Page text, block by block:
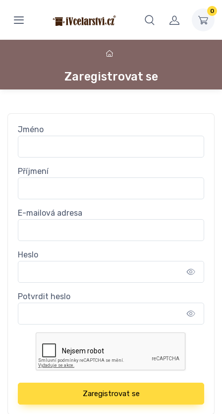
0
Zaregistrovat se
Jméno
Příjmení
E-mailová adresa
Heslo
Potvrdit heslo
Zaregistrovat se